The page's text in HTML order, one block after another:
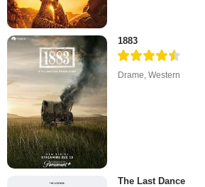
1883
Drame,Western
The Last Dance